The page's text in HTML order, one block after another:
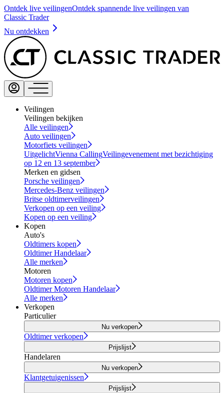
Ontdek live veilingenOntdek spannende live veilingen van
Classic Trader
Nu ontdekken
Veilingen
Veilingen bekijken
Alle veilingen
Auto veilingen
Motorfiets veilingen
UitgelichtVienna CallingVeilingevenement met bezichtiging
op 12 en 13 september
Merken en gidsen
Porsche veilingen
Mercedes-Benz veilingen
Britse oldtimerveilingen
Verkopen op een veiling
Kopen op een veiling
Kopen
Auto's
Oldtimers kopen
Oldtimer Handelaar
Alle merken
Motoren
Motoren kopen
Oldtimer Motoren Handelaar
Alle merken
Verkopen
Particulier
Nu verkopen
Oldtimer verkopen
Prijslijst
Handelaren
Nu verkopen
Klantgetuigenissen
Prijslijst